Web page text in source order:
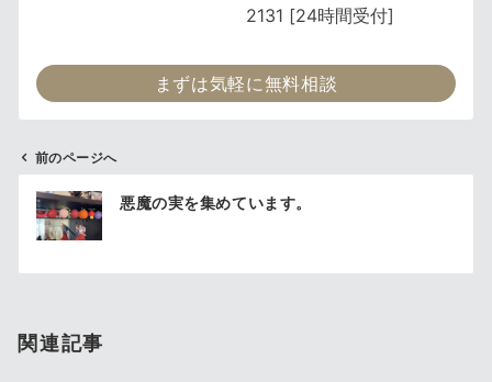
2131 [24時間受付]
まずは気軽に無料相談
ビ
シ
前のページへ
悪魔の実を集めています。
関連記事